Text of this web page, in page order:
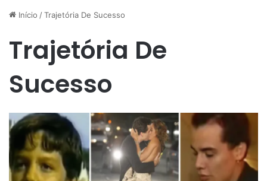
Início /Trajetória De Sucesso
Trajetória De
Sucesso